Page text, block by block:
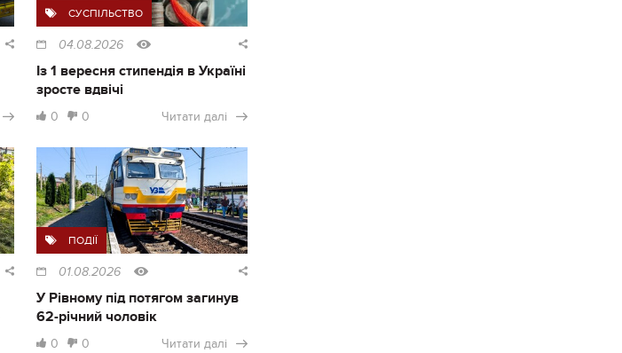
СУСПІЛЬСТВО
04.08.2026
Із 1 вересня стипендія в Україні
зросте вдвічі
0 0 Читати далі
ПОДІЇ
01.08.2026
У Рівному під потягом загинув
62-річний чоловік
0 0 Читати далі